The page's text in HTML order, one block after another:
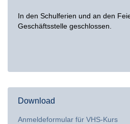
In den Schulferien und an den
Geschäftsstelle geschlossen.
Download
Anmeldeformular für VHS-Kurs